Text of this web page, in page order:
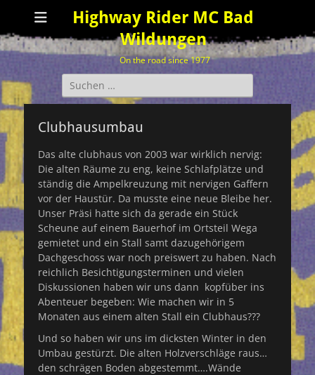
Highway Rider MC Bad
Wildungen
On the road since 1977
Suchen
nach:
Clubhausumbau
Das alte clubhaus von 2003 war wirklich nervig:
Die alten Räume zu eng, keine Schlafplätze und
ständig die Ampelkreuzung mit nervigen Gaffern
vor der Haustür. Da musste eine neue Bleibe her.
Unser Präsi hatte sich da gerade ein Stück
Scheune auf einem Bauerhof im Ortsteil Wega
gemietet und ein Stall samt dazugehörigem
Dachgeschoss war noch preiswert zu haben. Nach
reichlich Besichtigungsterminen und vielen
Diskussionen haben wir uns dann kopfüber ins
Abenteuer begeben: Wie machen wir in 5
Monaten aus einem alten Stall ein Clubhaus???
Und so haben wir uns im dicksten Winter in den
Umbau gestürzt. Die alten Holzverschläge raus…
den schrägen Boden abgestemmt….Wände